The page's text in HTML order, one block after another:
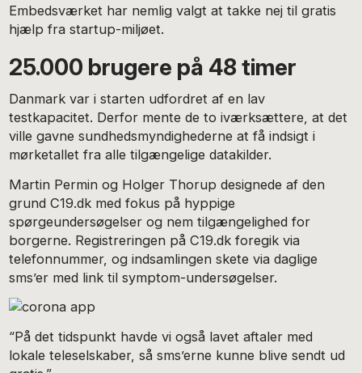
Embedsværket har nemlig valgt at takke nej til gratis
hjælp fra startup-miljøet.
25.000 brugere på 48 timer
Danmark var i starten udfordret af en lav
testkapacitet. Derfor mente de to iværksættere, at det
ville gavne sundhedsmyndighederne at få indsigt i
mørketallet fra alle tilgængelige datakilder.
Martin Permin og Holger Thorup designede af den
grund C19.dk med fokus på hyppige
spørgeundersøgelser og nem tilgængelighed for
borgerne. Registreringen på C19.dk foregik via
telefonnummer, og indsamlingen skete via daglige
sms’er med link til symptom-undersøgelser.
“På det tidspunkt havde vi også lavet aftaler med
lokale teleselskaber, så sms’erne kunne blive sendt ud